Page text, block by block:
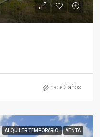
hace 2 años
ALQUILER TEMPORARIO VENTA